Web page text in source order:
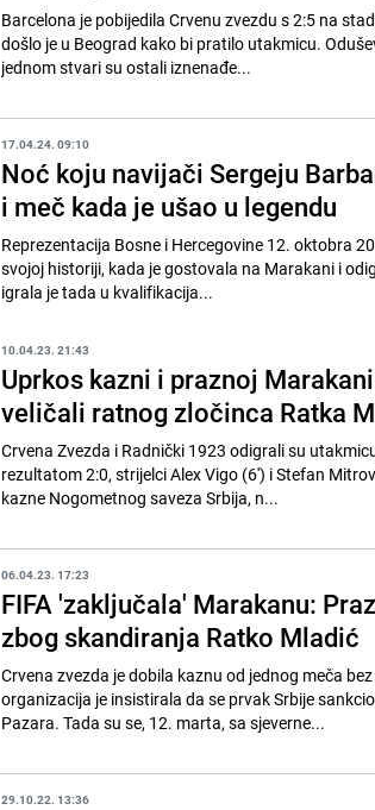
Barcelona je pobijedila Crvenu zvezdu s 2:5 na
došlo je u Beograd kako bi pratilo utakmicu.
jednom stvari su ostali iznenađe...
17.04.24. 09:10
Noć koju navijači Sergeju
i meč kada je ušao u legendu
Reprezentacija Bosne i Hercegovine 12. oktobra
svojoj historiji, kada je gostovala na Marakani i
igrala je tada u kvalifikacija...
10.04.23. 21:43
Uprkos kazni i praznoj
veličali ratnog zločinca Ratka
Crvena Zvezda i Radnički 1923 odigrali su
rezultatom 2:0, strijelci Alex Vigo (6') i Stefan
kazne Nogometnog saveza Srbija, n...
06.04.23. 17:23
FIFA 'zaključala' Marakanu:
zbog skandiranja Ratko Mladić
Crvena zvezda je dobila kaznu od jednog meča
organizacija je insistirala da se prvak Srbije
Pazara. Tada su se, 12. marta, sa sjeverne...
29.10.22. 13:36